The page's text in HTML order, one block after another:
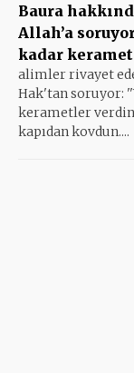
Baura
Allah’a
kadar
alimler rivayet
Hak'tan soruyor:
kerametler
kapıdan kovdun....